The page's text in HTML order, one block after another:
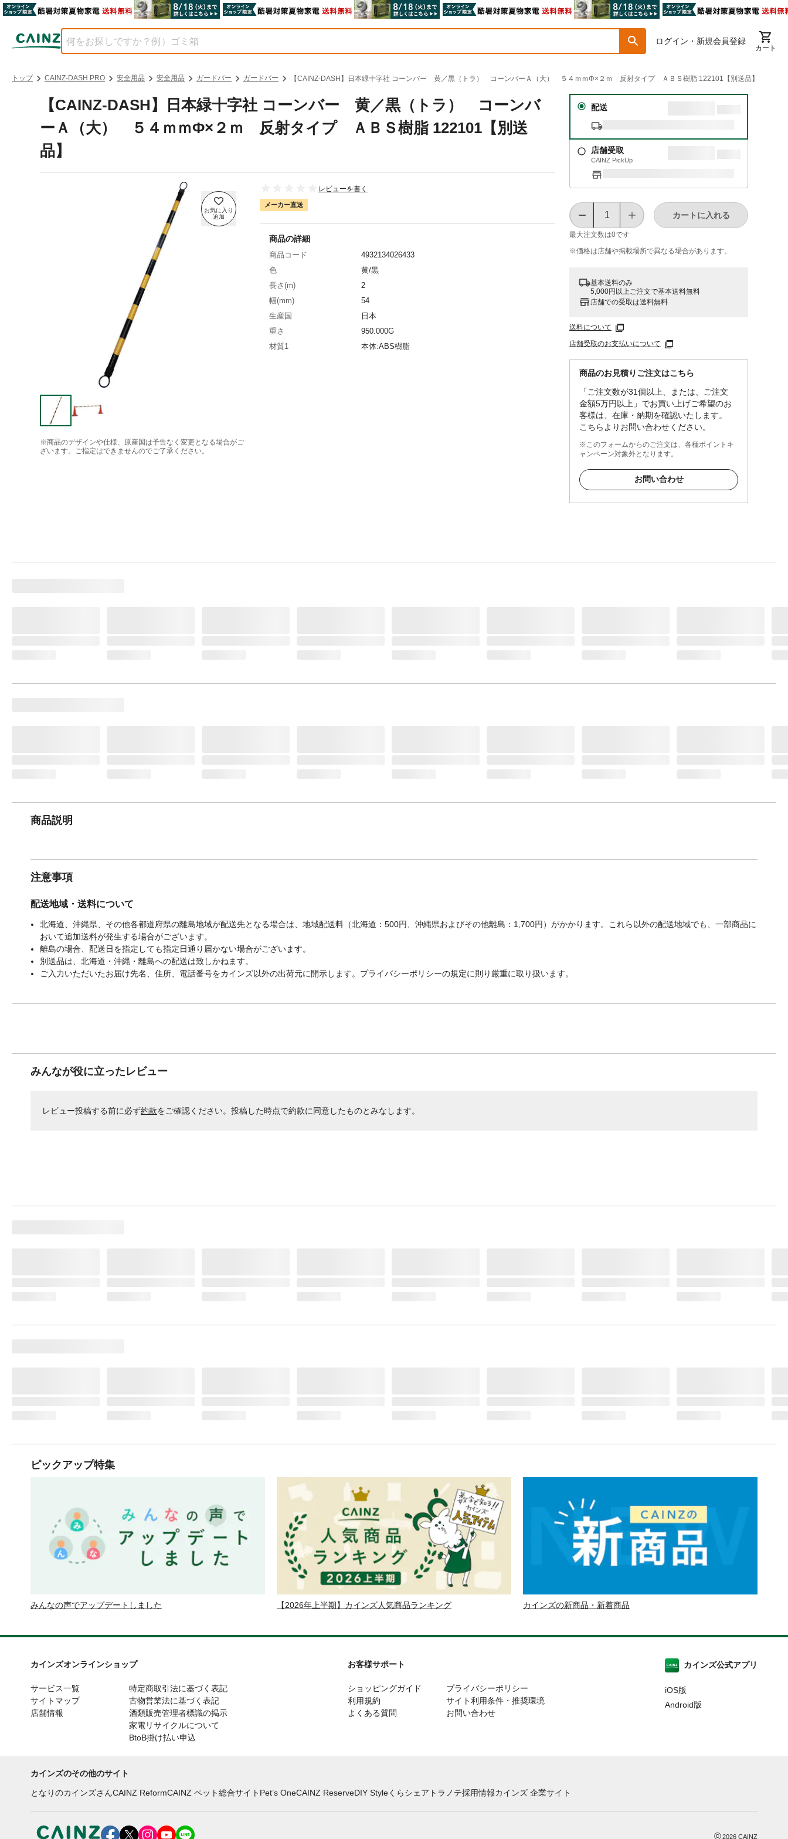
ログイン・新規会員登録
カート
トップ CAINZ-DASH PRO 安全用品 安全用品 ガードバー ガードバー 【CAINZ-DASH】日本緑十字社 コーンバー 黄／黒（トラ） コーンバーＡ（大） ５４ｍｍΦ×２ｍ 反射タイプ ＡＢＳ樹脂 122101【別送品】
【CAINZ-DASH】日本緑十字社 コーンバー 黄／黒（トラ） コーンバ
ーＡ（大） ５４ｍｍΦ×２ｍ 反射タイプ ＡＢＳ樹脂 122101【別送
品】
※商品のデザインや仕様、原産国は予告なく変更となる場合がご
ざいます。ご指定はできませんのでご了承ください。
レビューを書く
メーカー直送
配送
店舗受取
CAINZ PickUp
最大注文数は0です
カートに入れる
※価格は​店舗や​掲載場所で​異なる​場合が​あります。
基本送料のみ
5,000円以上ご注文で基本送料無料
店舗での受取は送料無料
送料について
店舗受取のお支払いについて
商品のお見積りご注文はこちら
「ご注文数が31個以上、または、ご注文
金額5万円以上」でお買い上げご希望のお
客様は、在庫・納期を確認いたします。
こちらよりお問い合わせください。
※このフォームからのご注文は、各種ポイントキ
ャンペーン対象外となります。
お問い合わせ
商品の詳細
商品コード
4932134026433
色
黄/黒
長さ(m)
2
幅(mm)
54
生産国
日本
重さ
950.000G
材質1
本体:ABS樹脂
商品説明
注意事項
配送地域・送料について
北海道、沖縄県、その他各都道府県の離島地域が配送先となる場合は、地域配送料（北海道：500円、沖縄県およびその他離島：1,700円）がかかります。これら以外の配送地域でも、一部商品に
おいて追加送料が発生する場合がございます。
離島の場合、配送日を指定しても指定日通り届かない場合がございます。
別送品は、北海道・沖縄・離島への配送は致しかねます。
ご入力いただいたお届け先名、住所、電話番号をカインズ以外の出荷元に開示します。プライバシーポリシーの規定に則り厳重に取り扱います。
みんなが役に立ったレビュー
レビュー投稿する前に必ず約款をご確認ください。投稿した時点で約款に同意したものとみなします。
ピックアップ特集
みんなの声でアップデートしました 【2026年上半期】カインズ人気商品ランキング カインズの新商品・新着商品
カインズオンラインショップ
サービス一覧
サイトマップ
店舗情報
特定商取引法に基づく表記
古物営業法に基づく表記
酒類販売管理者標識の掲示
家電リサイクルについて
BtoB掛け払い申込
お客様サポート
ショッピングガイド
利用規約
よくある質問
プライバシーポリシー
サイト利用条件・推奨環境
お問い合わせ
カインズ公式アプリ
iOS版
Android版
カインズのその他のサイト
となりのカインズさんCAINZ ReformCAINZ ペット総合サイト Pet’s OneCAINZ ReserveDIY Styleくらシェア トラノテ採用情報カインズ 企業サイト
©2026 CAINZ